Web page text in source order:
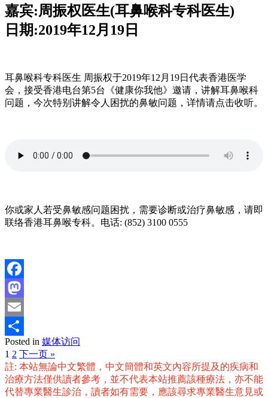
嘉宾:周振权医生(耳鼻喉科专科医生)
日期:2019年12月19日
耳鼻喉科专科医生 周振权于2019年12月19日代表香港医学
会，接受香港电台第5台《健康你我他》邀请，讲解耳鼻喉科
问题，今次特别讲解令人困扰的鼻敏问题，详情请点击收听。
你或家人若受鼻敏感问题困扰，需要诊断或治疗鼻敏感，请即
联络香港耳鼻喉专科。电话: (852) 3100 0555
Facebook
Mastodon
Email
分
享
Posted in 媒体访问
1 2 下一页 »
註: 本站無論中文繁體，中文簡體和英文內容所提及的疾病和
治療方法僅供讀者參考，並不代表本站推薦該種療法，亦不能
代替專業醫生診治，讀者如有需要，應該尋求專業醫生意見或